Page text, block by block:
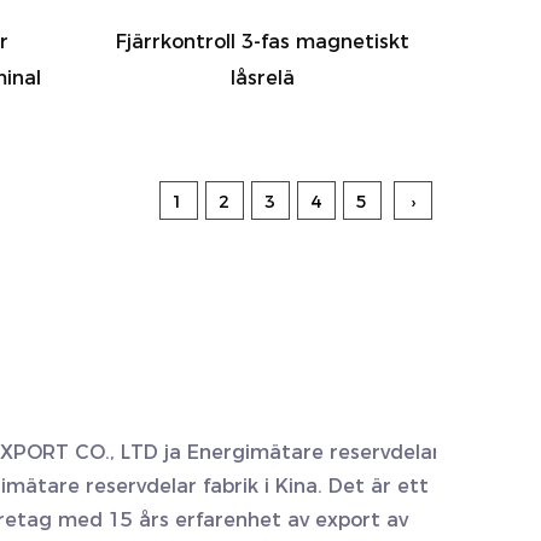
Fjärrkontroll 3-fas magnetiskt
låsrelä
1 2 3 4 5 ›
CO., LTD ja Energimätare reservdelar
reservdelar fabrik i Kina. Det är ett
med 15 års erfarenhet av export av